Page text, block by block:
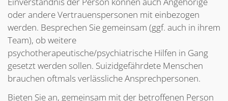
oder andere Vertrauenspersonen mit einbezogen
werden. Besprechen Sie gemeinsam (ggf. auch in ihrem
Team), ob weitere
psychotherapeutische/psychiatrische Hilfen in Gang
gesetzt werden sollen. Suizidgefährdete Menschen
brauchen oftmals verlässliche Ansprechpersonen.
Bieten Sie an, gemeinsam mit der betroffenen Person